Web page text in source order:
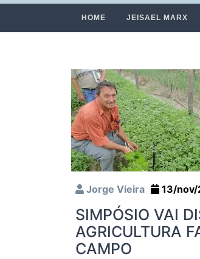
HOME JEISAEL MARX
Jorge Vieira 13/nov/
SIMPÓSIO VAI
AGRICULTURA
CAMPO